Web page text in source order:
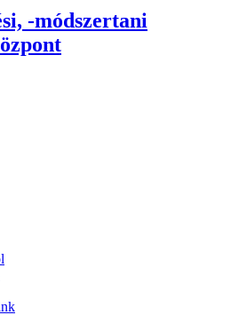
-módszertani